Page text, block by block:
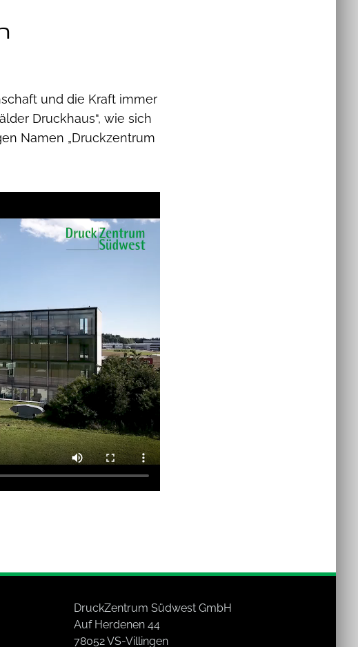
und die Kraft immer
Druckhaus“, wie sich
Namen „Druckzentrum
DruckZentrum Südwest GmbH
Auf Herdenen 44
78052 VS-Villingen